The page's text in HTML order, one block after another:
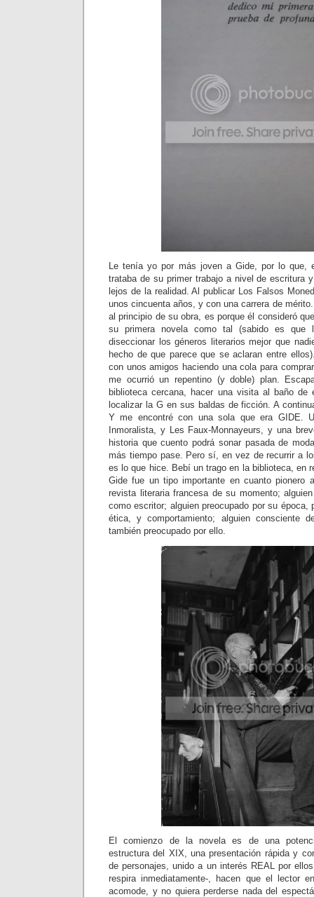
Le tenía yo por más joven a Gide, por lo que,
trataba de su primer trabajo a nivel de escritura
lejos de la realidad. Al publicar Los Falsos
unos cincuenta años, y con una carrera de
al principio de su obra, es porque él consideró
su primera novela como tal (sabido es que
diseccionar los géneros literarios mejor que
hecho de que parece que se aclaran entre
con unos amigos haciendo una cola para
me ocurrió un repentino (y doble) plan.
biblioteca cercana, hacer una visita al baño
localizar la G en sus baldas de ficción. A
Y me encontré con una sola que era GIDE.
Inmoralista, y Les Faux-Monnayeurs, y una
historia que cuento podrá sonar pasada de
más tiempo pase. Pero sí, en vez de recurrir a
es lo que hice. Bebí un trago en la biblioteca, en
Gide fue un tipo importante en cuanto pionero
revista literaria francesa de su momento;
como escritor; alguien preocupado por su época,
ética, y comportamiento; alguien consciente
también preocupado por ello.
El comienzo de la novela es de una
estructura del XIX, una presentación rápida y
de personajes, unido a un interés REAL por
respira inmediatamente-, hacen que el lector
acomode, y no quiera perderse nada del